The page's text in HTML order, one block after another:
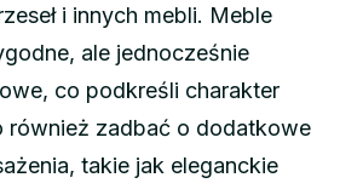
i innych mebli. Meble
ale jednocześnie
co podkreśli charakter
również zadbać o dodatkowe
takie jak eleganckie